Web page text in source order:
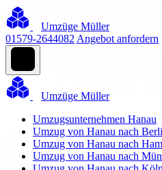
Umzüge Müller
01579-2644082 Angebot anfordern
Umzüge Müller
Umzugsunternehmen Hanau
Umzug von Hanau nach
Umzug von Hanau nach
Umzug von Hanau nach